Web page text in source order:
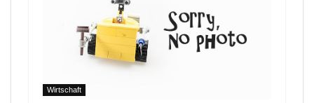
Wirtschaft